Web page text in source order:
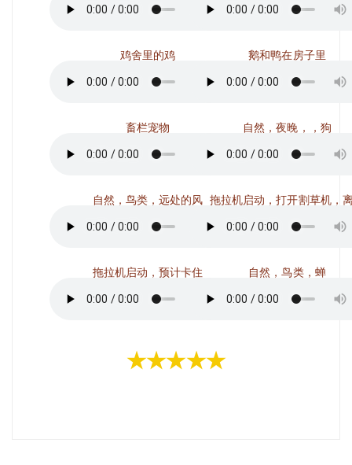
鸡舍里的鸡
畜栏宠物
自然，鸟类，远处的风
拖拉机启动，预计卡住
鹅和鸭在房子里
自然，夜晚，，狗
拖拉机启动，打开割草机，
自然，鸟类，蝉
★★★★★